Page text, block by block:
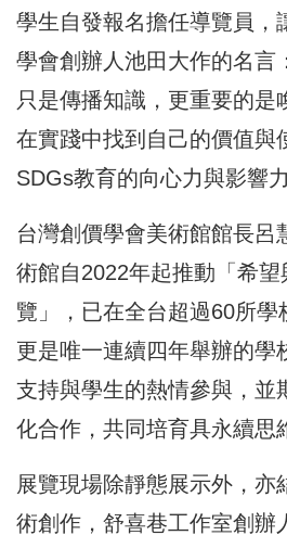
學生自發報名擔任導覽員，
學會創辦人池田大作的名言
只是傳播知識，更重要的是
在實踐中找到自己的價值與
SDGs教育的向心力與影響力
台灣創價學會美術館館長呂
術館自2022年起推動「希
覽」，已在全台超過60所學
更是唯一連續四年舉辦的學
支持與學生的熱情參與，並
化合作，共同培育具永續思
展覽現場除靜態展示外，亦
術創作，舒喜巷工作室創辦